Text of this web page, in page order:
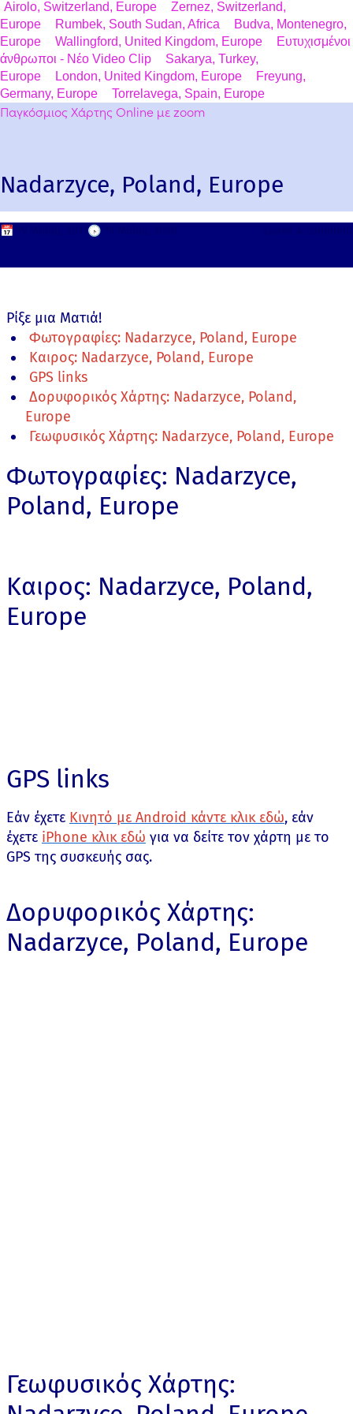
Airolo, Switzerland, Europe
Zernez, Switzerland,
Europe
Rumbek, South Sudan, Africa
Budva, Montenegro,
Europe
Wallingford, United Kingdom, Europe
Ευτυχισμένοι
άνθρωποι - Νέο Video Clip
Sakarya, Turkey,
Europe
London, United Kingdom, Europe
Freyung,
Germany, Europe
Torrelavega, Spain, Europe
Παγκόσμιος Χάρτης Online με zoom
Nadarzyce, Poland, Europe
📅 🕟
Ρίξε μια Ματιά!
Φωτογραφίες: Nadarzyce, Poland, Europe
Καιρος: Nadarzyce, Poland, Europe
GPS links
Δορυφορικός Χάρτης: Nadarzyce, Poland,
Europe
Γεωφυσικός Χάρτης: Nadarzyce, Poland, Europe
Φωτογραφίες: Nadarzyce,
Poland, Europe
Καιρος: Nadarzyce, Poland,
Europe
GPS links
Εάν έχετε Κινητό με Android κάντε κλικ εδώ, εάν
έχετε iPhone κλικ εδώ για να δείτε τον χάρτη με το
GPS της συσκευής σας.
Δορυφορικός Χάρτης:
Nadarzyce, Poland, Europe
Γεωφυσικός Χάρτης: